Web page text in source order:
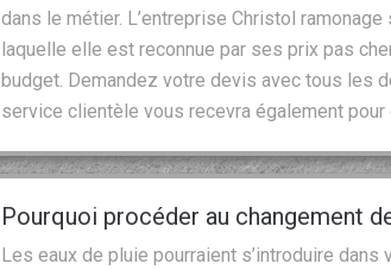
dans le métier. L’entreprise Christol
laquelle elle est reconnue par ses prix pas
budget. Demandez votre devis avec tous les
service clientèle vous recevra également
Pourquoi procéder au changement
Les eaux de pluie pourraient s’introduire